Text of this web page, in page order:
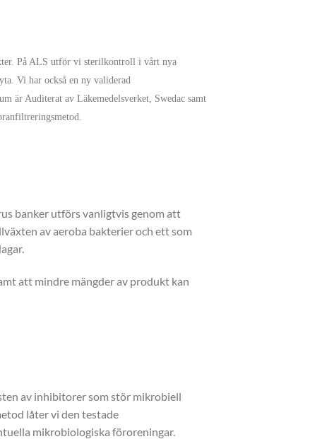
På ALS utför vi sterilkontroll i vårt nya
Vi har också en ny validerad
är Auditerat av Läkemedelsverket, Swedac samt
banker utförs vanligtvis genom att
av aeroba bakterier och ett som
att mindre mängder av produkt kan
av inhibitorer som stör mikrobiell
låter vi den testade
mikrobiologiska föroreningar.